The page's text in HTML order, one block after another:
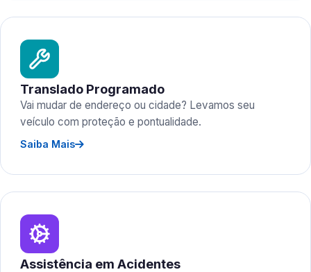
Translado Programado
Vai mudar de endereço ou cidade? Levamos seu
veículo com proteção e pontualidade.
Saiba Mais
Assistência em Acidentes